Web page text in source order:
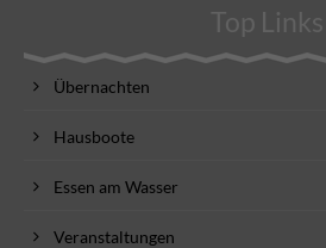
Top Links
Übernachten
Hausboote
Essen am Wasser
Veranstaltungen